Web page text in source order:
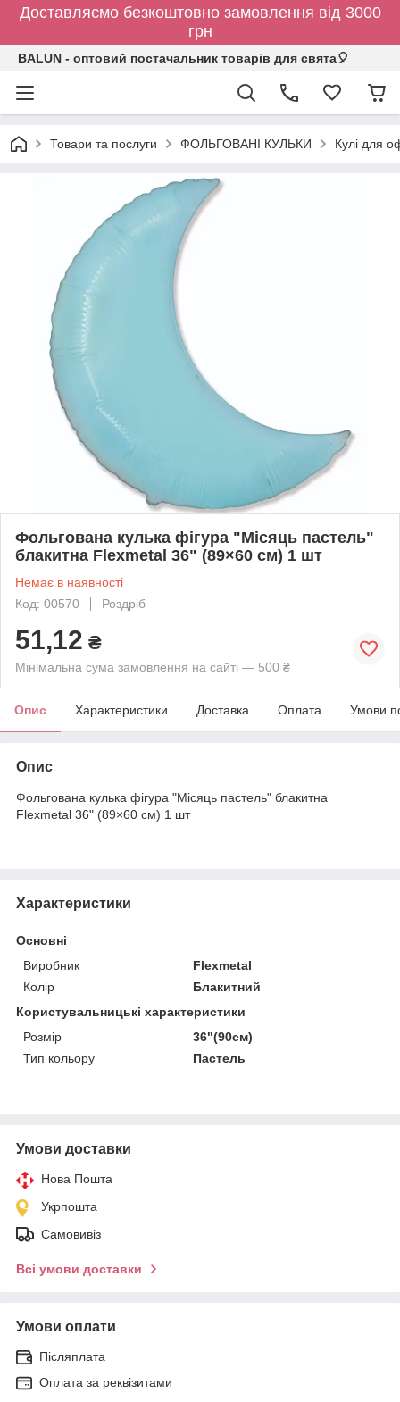
Доставляємо безкоштовно замовлення від 3000
грн
BALUN - оптовий постачальник товарів для свята🎈
Товари та послуги ФОЛЬГОВАНІ КУЛЬКИ Кулі для
Фольгована кулька фігура "Місяць пастель"
блакитна Flexmetal 36" (89×60 см) 1 шт
Немає в наявності
Код: 00570
Роздріб
51,12 ₴
Мінімальна сума замовлення на сайті — 500 ₴
Опис Характеристики Доставка Оплата Умови
Опис
Фольгована кулька фігура "Місяць пастель" блакитна
Flexmetal 36" (89×60 см) 1 шт
Характеристики
Основні
Виробник
Flexmetal
Колір
Блакитний
Користувальницькі характеристики
Розмір
36"(90см)
Тип кольору
Пастель
Умови доставки
Нова Пошта
Укрпошта
Самовивіз
Всі умови доставки
Умови оплати
Післяплата
Оплата за реквізитами